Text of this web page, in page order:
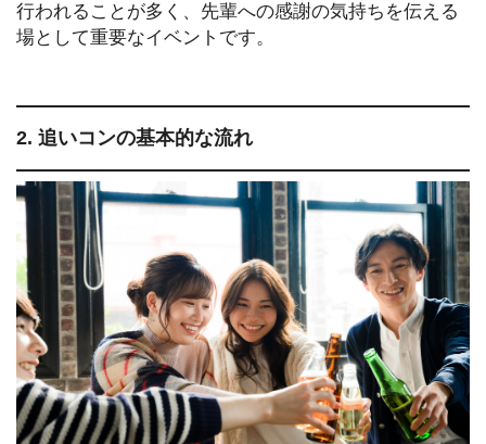
行われることが多く、先輩への感謝の気持ちを伝える
場として重要なイベントです。
2. 追いコンの基本的な流れ